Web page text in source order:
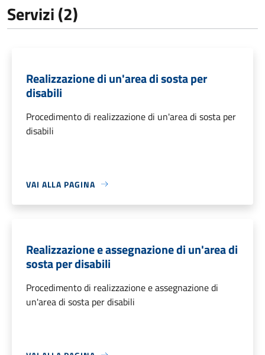
Servizi (2)
Realizzazione di un'area di sosta per
disabili
Procedimento di realizzazione di un'area di sosta per
disabili
VAI ALLA PAGINA
Realizzazione e assegnazione di un'area di
sosta per disabili
Procedimento di realizzazione e assegnazione di
un'area di sosta per disabili